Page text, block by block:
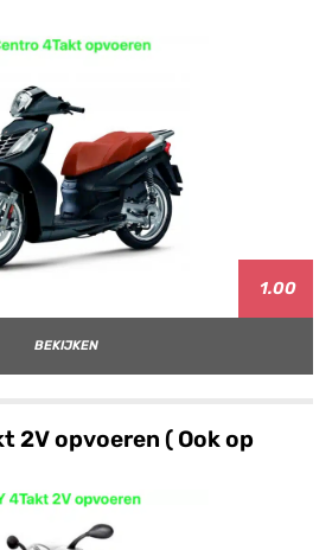
1.00
BEKIJKEN
2V opvoeren ( Ook op